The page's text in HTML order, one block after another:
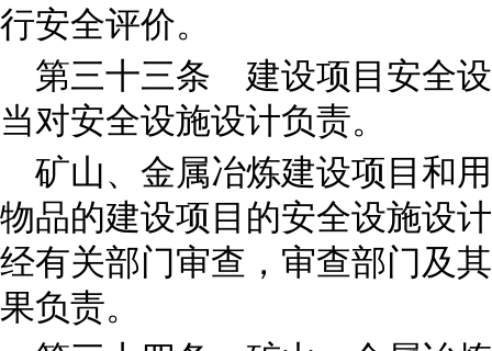
行安全评价。
第三十三条 建设项目安全
当对安全设施设计负责。
矿山、金属冶炼建设项目和
物品的建设项目的安全设施设
经有关部门审查，审查部门及
果负责。